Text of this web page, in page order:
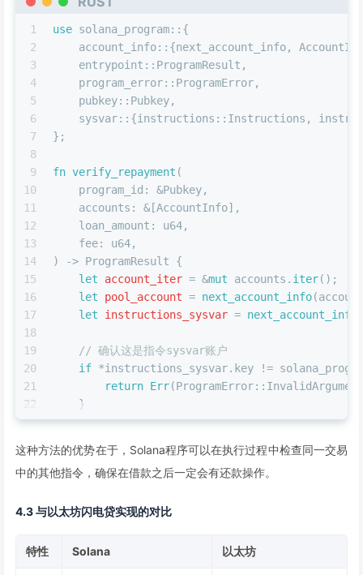
1
2
3
4
5
6
7
8
9
10
11
12
13
14
15
16
17
18
19
20
21
22
23
25
26
28
30
use solana_program::{
account_info::{next_account_info,
    entrypoint::ProgramResult,
    program_error::ProgramError,
    pubkey::Pubkey,
sysvar::{instructions::Instructions,
};
fn verify_repayment (
    program_id: &Pubkey,
    accounts: &[AccountInfo],
    loan_amount:
u64,
    fee:
u64,
)
-> ProgramResult {
let
account_iter = &mut accounts. iter();
let
pool_account = next_account_info
let
instructions_sysvar = next_account_info
// 确认这是指令sysvar账户
if *instructions_sysvar.key !=
return Err
    }
let
current_index = Instructions::
let mut repayment_found
// 遍历后续指令，检查是否有还款指令
这种方法的优势在于，Solana程序可以在执行过程中检查同一交易
中的其他指令，确保在借款之后一定会有还款操作。
4.3 与以太坊闪电贷实现的对比
特性 Solana 以太坊